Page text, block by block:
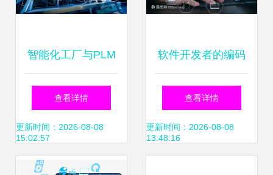
智能化工厂与PLM
系统的协同发展 制
造业数字化转型的
核心引擎
查看详情
更新时间：2026-08-08
15:02:57
软件开发者的编码
工作与强化的现实
仪表板计算机图标
查看详情
更新时间：2026-08-08
13:48:16